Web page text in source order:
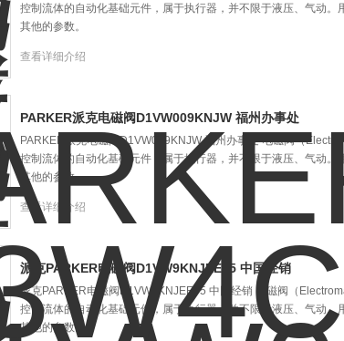
控制流体的自动化基础元件，属于执行器，并不限于液压、气动
其他的参数。
查看详细介绍
PARKER派克电磁阀D1VW009KNJW 福州办事处
PARKER派克电磁阀D1VW009KNJW 福州办事处 电磁阀（
控制流体的自动化基础元件，属于执行器，并不限于液压、气动
其他的参数。
查看详细介绍
派克PARKER电磁阀D1VW9KNJEE75 中国经销
派克PARKER电磁阀D1VW9KNJEE75 中国经销 电磁阀（
控制流体的自动化基础元件，属于执行器，并不限于液压、气动
其他的参数。